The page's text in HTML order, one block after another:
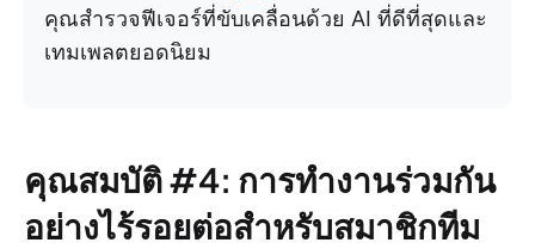
คุณสำรวจฟีเจอร์ที่ขับเคลื่อนด้วย AI ที่ดีที่สุดและ
เทมเพลตยอดนิยม
คุณสมบัติ #4: การทำงานร่วมกัน
อย่างไร้รอยต่อสำหรับสมาชิกทีม